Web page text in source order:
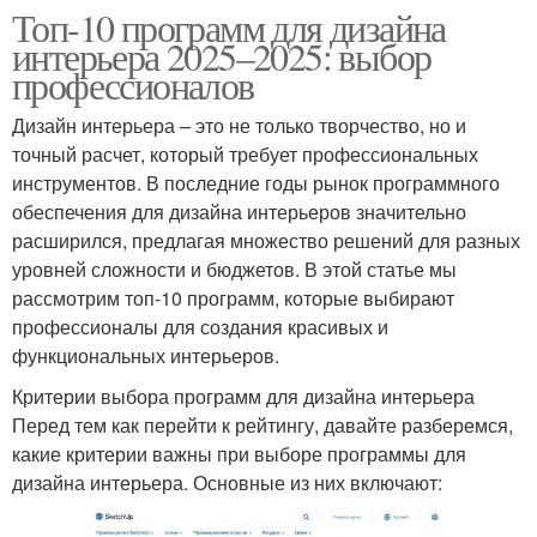
Топ-10 программ для дизайна
интерьера 2025–2025: выбор
профессионалов
Дизайн интерьера – это не только творчество, но и
точный расчет, который требует профессиональных
инструментов. В последние годы рынок программного
обеспечения для дизайна интерьеров значительно
расширился, предлагая множество решений для разных
уровней сложности и бюджетов. В этой статье мы
рассмотрим топ-10 программ, которые выбирают
профессионалы для создания красивых и
функциональных интерьеров.
Критерии выбора программ для дизайна интерьера
Перед тем как перейти к рейтингу, давайте разберемся,
какие критерии важны при выборе программы для
дизайна интерьера. Основные из них включают: